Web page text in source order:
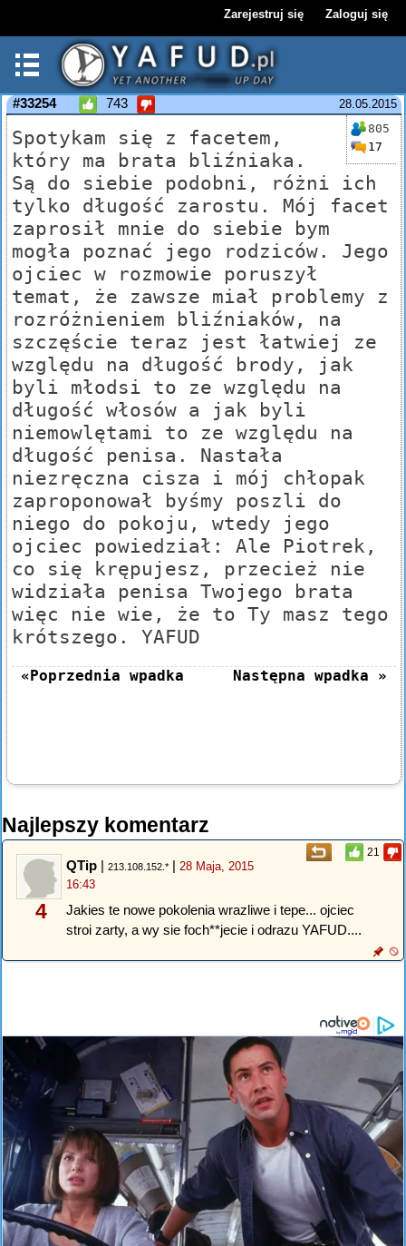
Zarejestruj się Zaloguj się
28.05.2015
#33254 743
805
17
Spotykam się z facetem,
który ma brata bliźniaka.
Są do siebie podobni, różni ich
tylko długość zarostu. Mój facet
zaprosił mnie do siebie bym
mogła poznać jego rodziców. Jego
ojciec w rozmowie poruszył
temat, że zawsze miał problemy z
rozróżnieniem bliźniaków, na
szczęście teraz jest łatwiej ze
względu na długość brody, jak
byli młodsi to ze względu na
długość włosów a jak byli
niemowlętami to ze względu na
długość penisa. Nastała
niezręczna cisza i mój chłopak
zaproponował byśmy poszli do
niego do pokoju, wtedy jego
ojciec powiedział: Ale Piotrek,
co się krępujesz, przecież nie
widziała penisa Twojego brata
więc nie wie, że to Ty masz tego
krótszego. YAFUD
«Poprzednia wpadka Następna wpadka »
Najlepszy komentarz
21
4
QTip | 213.108.152.* | 28 Maja, 2015
16:43
Jakies te nowe pokolenia wrazliwe i tepe... ojciec
stroi zarty, a wy sie foch**jecie i odrazu YAFUD....